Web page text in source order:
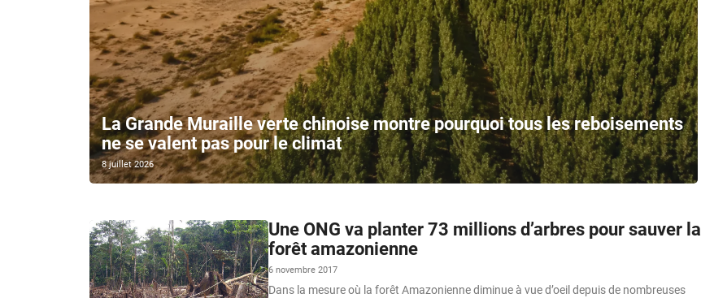
La Grande Muraille verte chinoise montre pourquoi tous les reboisements
ne se valent pas pour le climat
8 juillet 2026
Une ONG va planter 73 millions d’arbres pour sauver la
forêt amazonienne
6 novembre 2017
Dans la mesure où la forêt Amazonienne diminue à vue d’oeil depuis de nombreuses